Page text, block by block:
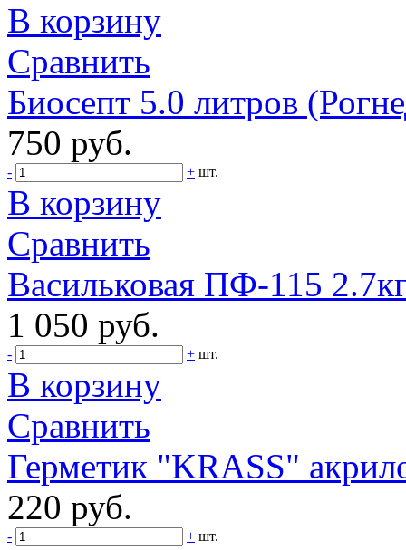
В корзину
Сравнить
Биосепт 5.0 литров
750 руб.
- + шт.
В корзину
Сравнить
Васильковая ПФ-115
1 050 руб.
- + шт.
В корзину
Сравнить
Герметик "KRASS"
220 руб.
- + шт.